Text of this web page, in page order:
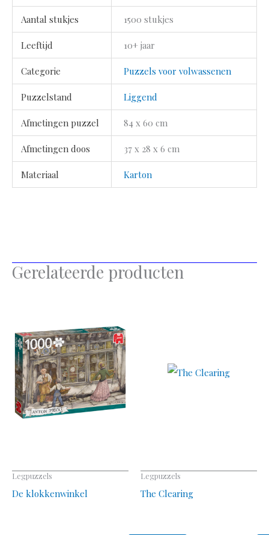
Aantal stukjes 1500 stukjes
Leeftijd 10+ jaar
Categorie Puzzels voor volwassenen
Puzzelstand Liggend
Afmetingen puzzel 84 x 60 cm
Afmetingen doos 37 x 28 x 6 cm
Materiaal Karton
Gerelateerde producten
Legpuzzels
De klokkenwinkel
Legpuzzels
The Clearing